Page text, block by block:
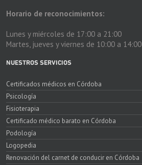
Horario de reconocimientos:
Lunes y miércoles de 17:00 a 21:00
Martes, jueves y viernes de 10:00 a 14:00
NUESTROS SERVICIOS
Certificados médicos en Córdoba
Psicología
Fisioterapia
Certificado médico barato en Córdoba
Podología
Logopedia
Renovación del carnet de conducir en Córdoba